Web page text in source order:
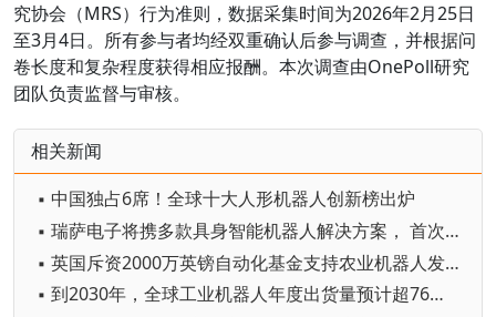
究协会（MRS）行为准则，数据采集时间为2026年2月25日
至3月4日。所有参与者均经双重确认后参与调查，并根据问
卷长度和复杂程度获得相应报酬。本次调查由OnePoll研究
团队负责监督与审核。
相关新闻
▪ 中国独占6席！全球十大人形机器人创新榜出炉
▪ 瑞萨电子将携多款具身智能机器人解决方案， 首次亮相2026中国具身智能机器人产业大会
▪ 英国斥资2000万英镑自动化基金支持农业机器人发展
▪ 到2030年，全球工业机器人年度出货量预计超76万台